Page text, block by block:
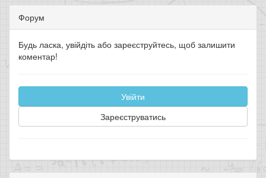
Форум
Будь ласка, увійдіть або зареєструйтесь, щоб залишити
коментар!
Увійти
Зареєструватись